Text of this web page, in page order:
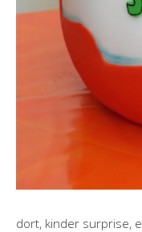
dort, kinder surprise,